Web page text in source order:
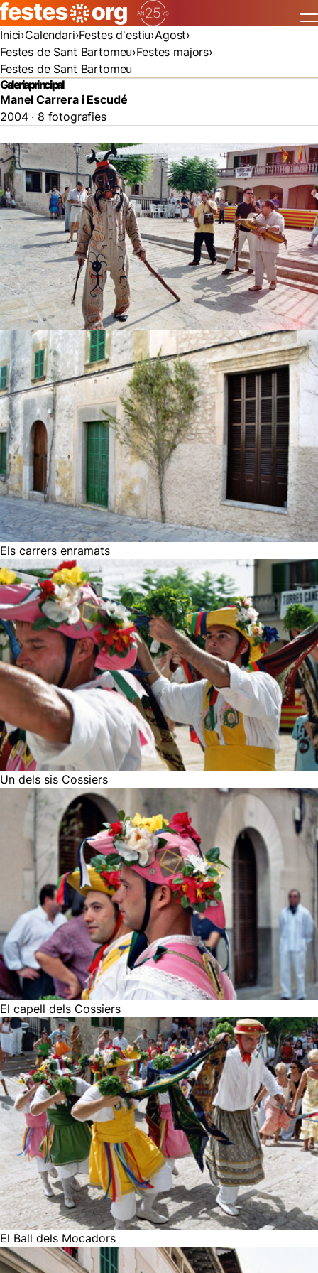
Inici Calendari Festes d'estiu Agost
Festes de Sant Bartomeu Festes majors
Festes de Sant Bartomeu
Galeria principal
Manel Carrera i Escudé
2004 · 8 fotografies
Els carrers enramats
Un dels sis Cossiers
El capell dels Cossiers
El Ball dels Mocadors